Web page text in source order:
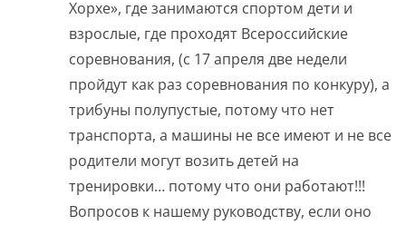
Хорхе», где занимаются спортом дети и
взрослые, где проходят Всероссийские
соревнования, (с 17 апреля две недели
пройдут как раз соревнования по конкуру), а
трибуны полупустые, потому что нет
транспорта, а машины не все имеют и не все
родители могут возить детей на
тренировки… потому что они работают!!!
Вопросов к нашему руководству, если оно